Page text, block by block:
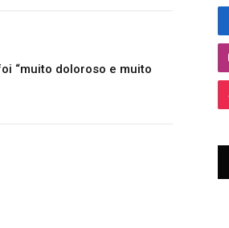
“muito doloroso e muito